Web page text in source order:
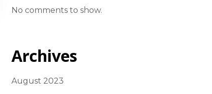
No comments to show.
Archives
August 2023